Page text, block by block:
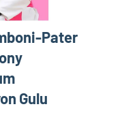
Pater
Gulu